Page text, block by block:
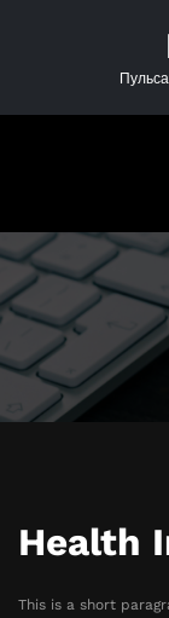
Health
This is a short